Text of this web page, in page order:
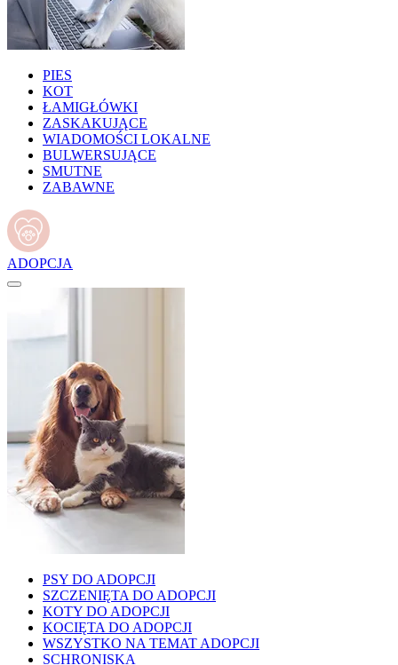
PIES
KOT
ŁAMIGŁÓWKI
ZASKAKUJĄCE
WIADOMOŚCI LOKALNE
BULWERSUJĄCE
SMUTNE
ZABAWNE
ADOPCJA
PSY DO ADOPCJI
SZCZENIĘTA DO ADOPCJI
KOTY DO ADOPCJI
KOCIĘTA DO ADOPCJI
WSZYSTKO NA TEMAT ADOPCJI
SCHRONISKA